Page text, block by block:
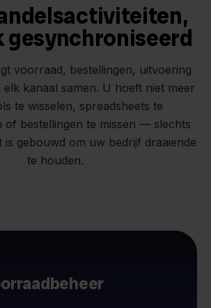
gesynchroniseerd
voorraad, bestellingen, uitvoering
elk kanaal samen. U hoeft niet meer
te wisselen, spreadsheets te
of bestellingen te missen — slechts
is gebouwd om uw bedrijf draaiende
te houden.